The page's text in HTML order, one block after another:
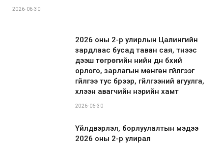
2026-06-30
2026 оны 2-р улирлын Цалингийн
зардлаас бусад таван сая, түүнээс
дээш төгрөгийн үнийн дүн бүхий
орлого, зарлагын мөнгөн гүйлгээг
гүйлгээ тус бүрээр, гүйлгээний агуулга,
хүлээн авагчийн нэрийн хамт
2026-06-30
Үйлдвэрлэл, борлуулалтын мэдээ
2026 оны 2-р улирал